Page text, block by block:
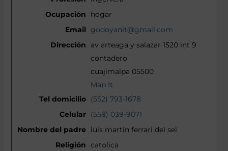
hogar
godoyanit@gmail.com
av arteaga y salazar 1520 int 9
contadero
cuajimalpa 05500
Map It
(552) 793-1678
(558) 039-9071
luis martin ferrari del sel
catolica